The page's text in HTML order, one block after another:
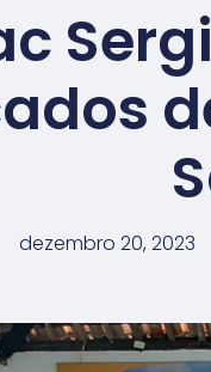
dezembro 20, 2023